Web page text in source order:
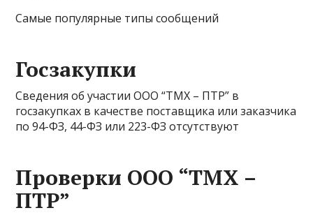
Самые популярные типы сообщений
Госзакупки
Сведения об участии ООО “ТМХ – ПТР” в
госзакупках в качестве поставщика или заказчика
по 94-ФЗ, 44-ФЗ или 223-ФЗ отсутствуют
Проверки ООО “ТМХ –
ПТР”